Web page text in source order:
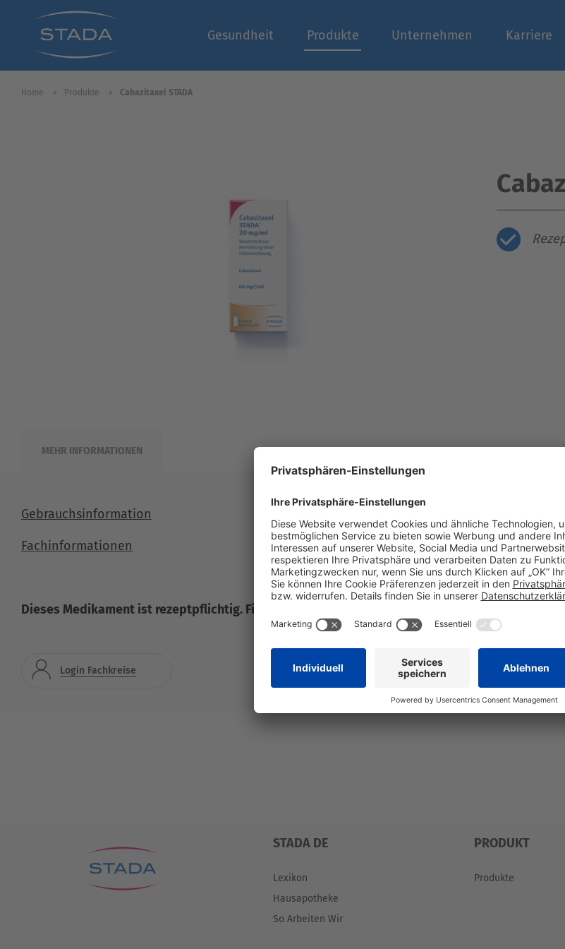
Gesundheit Produkte Unternehmen Karriere
Home Produkte Cabazitaxel STADA
MEHR INFORMATIONEN
Gebrauchsinformation
Fachinformationen
Dieses Medikament ist rezeptpflichtig. Für mehr Informationen zum Produkt loggen Sie sich
Login Fachkreise
STADA DE
Lexikon
Hausapotheke
So Arbeiten Wir
PRODUKT
Produkte